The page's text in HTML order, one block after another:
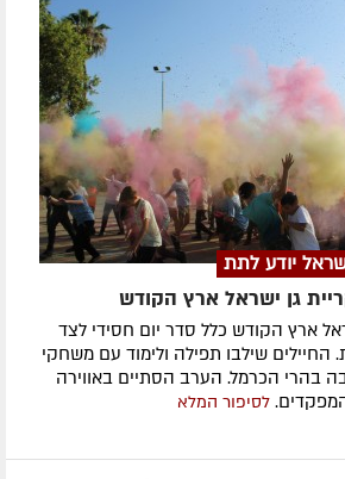
יודע לתת
גן ישראל ארץ הקודש
ארץ הקודש כלל סדר יום חסידי לצד
החיילים שילבו תפילה ולימוד עם משחקי
בהרי הכרמל. הערב הסתיים באווירה
לסיפור המלא